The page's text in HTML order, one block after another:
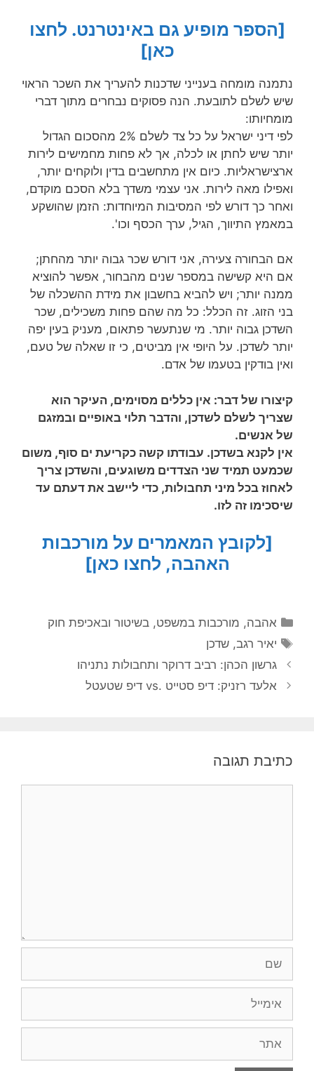
[הספר מופיע גם באינטרנט. לחצו
כאן]
נתמנה מומחה בענייני שדכנות להעריך את השכר הראוי
שיש לשלם לתובעת. הנה פסוקים נבחרים מתוך דברי
מומחיותו:
לפי דיני ישראל על כל צד לשלם 2% מהסכום הגדול
יותר שיש לחתן או לכלה, אך לא פחות מחמישים לירות
ארצישראליות. כיום אין מתחשבים בדין ולוקחים יותר,
ואפילו מאה לירות. אני עצמי משדך בלא הסכם מוקדם,
ואחר כך דורש לפי המסיבות המיוחדות: הזמן שהושקע
במאמץ התיווך, הגיל, ערך הכסף וכו'.
אם הבחורה צעירה, אני דורש שכר גבוה יותר מהחתן;
אם היא קשישה במספר שנים מהבחור, אפשר להוציא
ממנה יותר; ויש להביא בחשבון את מידת ההשכלה של
בני הזוג. זה הכלל: כל מה שהם פחות משכילים, שכר
השדכן גבוה יותר. מי שנתעשר פתאום, מעניק בעין יפה
יותר לשדכן. על היופי אין מביטים, כי זו שאלה של טעם,
ואין בודקין בטעמו של אדם.
קיצורו של דבר: אין כללים מסוימים, העיקר הוא
שצריך לשלם לשדכן, והדבר תלוי באופיים ובמזגם
של אנשים.
אין לקנא בשדכן. עבודתו קשה כקריעת ים סוף, משום
שכמעט תמיד שני הצדדים משוגעים, והשדכן צריך
לאחוז בכל מיני תחבולות, כדי ליישב את דעתם עד
שיסכימו זה לזו.
[לקובץ המאמרים על מורכבות
האהבה, לחצו כאן]
קטגוריות
אהבה, מורכבות במשפט, בשיטור ובאכיפת חוק
תגיות
יאיר רגב,שדכן
גרשון הכהן: רביב דרוקר ותחבולות נתניהו
אלעד רזניק: דיפ סטייט .vs דיפ שטעטל
כתיבת תגובה